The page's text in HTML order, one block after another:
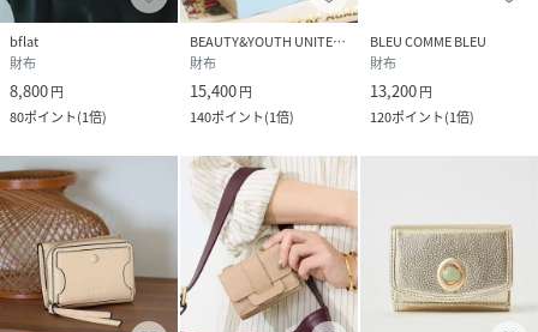
bflat
財布
8,800円
80ポイント(1倍)
BEAUTY&YOUTH UNITED ARROWS
財布
15,400円
140ポイント(1倍)
BLEU COMME BLEU
財布
13,200円
120ポイント(1倍)